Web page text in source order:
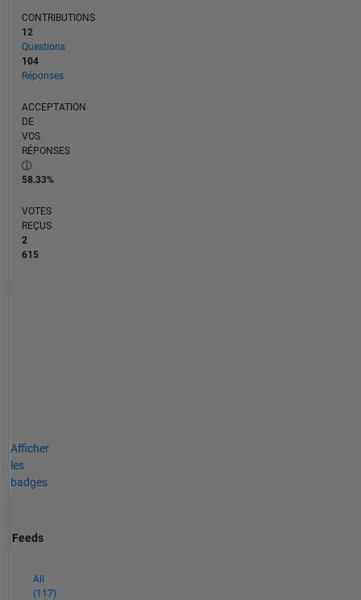
CONTRIBUTIONS
12
Questions
104
Réponses
ACCEPTATION
DE
VOS
RÉPONSES
58.33%
VOTES
REÇUS
2
615
Afficher
les
badges
Feeds
All
(117)